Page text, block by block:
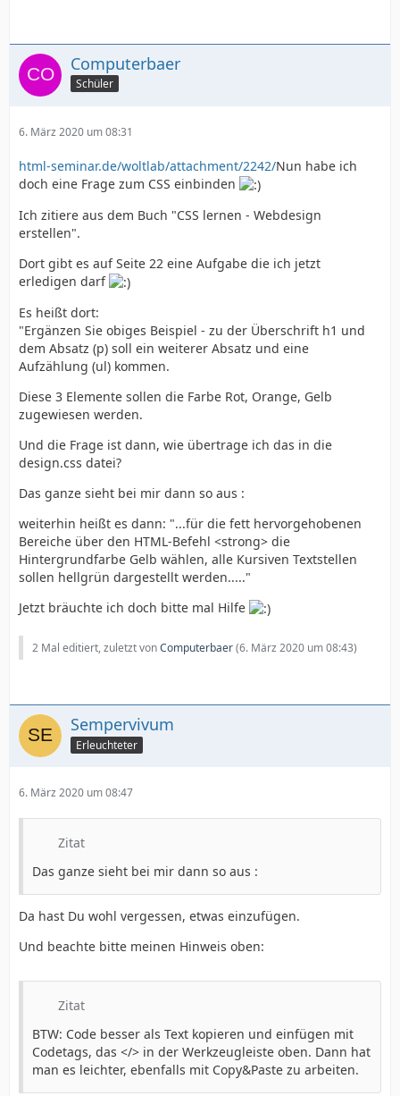
Computerbaer
Schüler
6. März 2020 um 08:31
html-seminar.de/woltlab/attachment/2242/Nun habe ich
doch eine Frage zum CSS einbinden
Ich zitiere aus dem Buch "CSS lernen - Webdesign
erstellen".
Dort gibt es auf Seite 22 eine Aufgabe die ich jetzt
erledigen darf
Es heißt dort:
"Ergänzen Sie obiges Beispiel - zu der Überschrift h1 und
dem Absatz (p) soll ein weiterer Absatz und eine
Aufzählung (ul) kommen.
Diese 3 Elemente sollen die Farbe Rot, Orange, Gelb
zugewiesen werden.
Und die Frage ist dann, wie übertrage ich das in die
design.css datei?
Das ganze sieht bei mir dann so aus :
weiterhin heißt es dann: "...für die fett hervorgehobenen
Bereiche über den HTML-Befehl <strong> die
Hintergrundfarbe Gelb wählen, alle Kursiven Textstellen
sollen hellgrün dargestellt werden....."
Jetzt bräuchte ich doch bitte mal Hilfe
2 Mal editiert, zuletzt vonComputerbaer(6. März 2020 um 08:43)
Sempervivum
Erleuchteter
6. März 2020 um 08:47
Zitat
Das ganze sieht bei mir dann so aus :
Da hast Du wohl vergessen, etwas einzufügen.
Und beachte bitte meinen Hinweis oben:
Zitat
BTW: Code besser als Text kopieren und einfügen mit
Codetags, das </> in der Werkzeugleiste oben. Dann hat
man es leichter, ebenfalls mit Copy&Paste zu arbeiten.